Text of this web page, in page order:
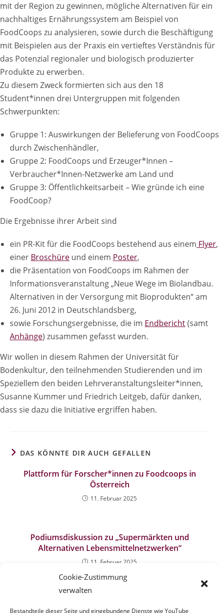
Cookie-Zustimmung
verwalten
Bestandteile dieser Seite und eingebundene Dienste wie YouTube
mit der Region zu gewinnen, mögliche Alternativen für ein
nachhaltiges Ernährungssystem am Beispiel von
FoodCoops zu analysieren, sowie durch die Beschäftigung
mit Beispielen aus der Praxis ein vertieftes Verständnis für
das Potenzial regionaler und biologisch produzierter
Produkte zu erwerben.
Zu diesem Zweck formierten sich aus den 18
Student*innen drei Untergruppen mit folgenden
Schwerpunkten:
Gruppe 1: Auswirkungen der Belieferung von FoodCoops
durch Zwischenhändler,
Gruppe 2: FoodCoops und Erzeuger*Innen –
Verbraucher*Innen-Netzwerke am Land und
Gruppe 3: Öffentlichkeitsarbeit – Wie gründe ich eine
FoodCoop?
Die Ergebnisse ihrer Arbeit sind
ein PR-Kit für die FoodCoops bestehend aus einem Flyer,
einer Broschüre und einem Poster,
die Präsentation von FoodCoops im Rahmen der
Informationsveranstaltung „Neue Wege im Biolandbau.
Alternativen in der Versorgung mit Bioprodukten“ am
26. Juni 2012 in Deutschlandsberg,
sowie Forschungsergebnisse, die im Endbericht(samt
Anhänge) zusammen gefasst wurden.
Wir wollen in diesem Rahmen der Universität für
Bodenkultur, den teilnehmenden Studierenden und im
Speziellem den beiden Lehrveranstaltungsleiter*innen,
Susanne Kummer und Friedrich Leitgeb, dafür danken,
dass sie dazu die Initiative ergriffen haben.
DAS KÖNNTE DIR AUCH GEFALLEN
Plattform für Forscher*innen zu Foodcoops in
Österreich
11. Februar 2025
Podiumsdiskussion zu „Supermärkten und
Alternativen Lebensmittelnetzwerken“
11. Februar 2025